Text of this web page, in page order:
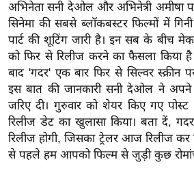
वि
शे
ष
ज्ञ
रा
य
ब
ज
ट
अभिनेता सनी देओल और अभिनेत्री अमीषा
सिनेमा की सबसे ब्लॉकबस्टर फिल्मों में
पार्ट की शूटिंग जारी है। इन सब के बीच
को फिर से रिलीज करने का फैसला किया
बाद 'गदर' एक बार फिर से सिल्वर स्क्रीन
इस बात की जानकारी सनी देओल ने
जरिए दी। गुरुवार को शेयर किए गए
रिलीज डेट का खुलासा किया। बता दें,
रिलीज होगी, जिसका ट्रेलर आज रिलीज कर
से पहले हम आपको फिल्म से जुड़ी कुछ